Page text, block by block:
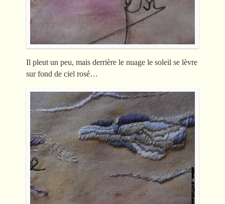
Il pleut un peu, mais derrière le nuage le soleil se lèvre
sur fond de ciel rosé…